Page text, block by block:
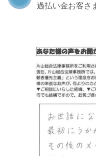
過払い金お客さ